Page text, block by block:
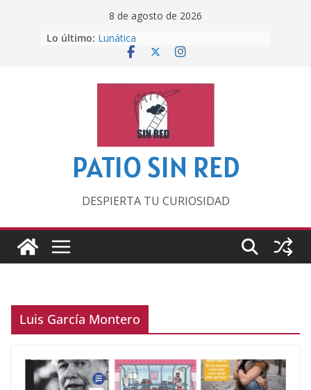
8 de agosto de 2026
Lo último: Lunática
Pero, hasta entonces…
‘La broma infinita’ de recomendar
lecturas veraniegas
Otra del Mundial
PATIO SIN RED
DESPIERTA TU CURIOSIDAD
Luis García Montero